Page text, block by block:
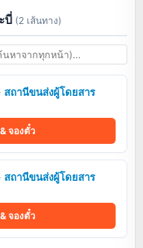
บี่ (2 เส้นทาง)
สถานีขนส่งผู้โดยสาร
จองตั๋ว
สถานีขนส่งผู้โดยสาร
จองตั๋ว